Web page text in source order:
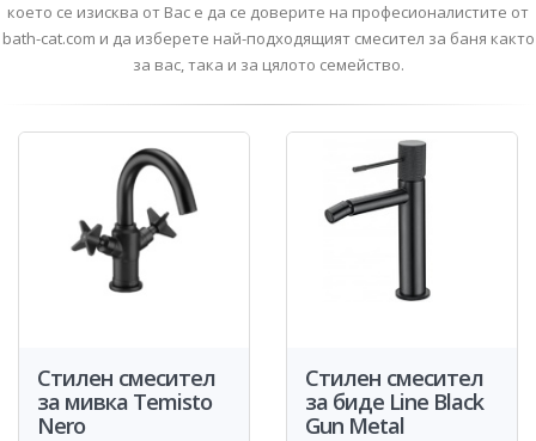
което се изисква от Вас е да се доверите на професионалистите от
bath-cat.com и да изберете най-подходящият смесител за баня както
за вас, така и за цялото семейство.
Стилен смесител
за мивка Temisto
Nero
Стилен смесител
за биде Line Black
Gun Metal